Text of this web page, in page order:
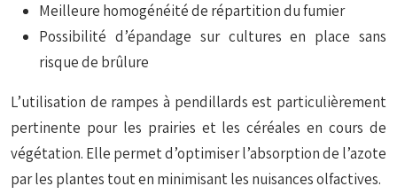
Meilleure homogénéité de répartition du fumier
Possibilité d’épandage sur cultures en place sans
risque de brûlure
L’utilisation de rampes à pendillards est particulièrement
pertinente pour les prairies et les céréales en cours de
végétation. Elle permet d’optimiser l’absorption de l’azote
par les plantes tout en minimisant les nuisances olfactives.